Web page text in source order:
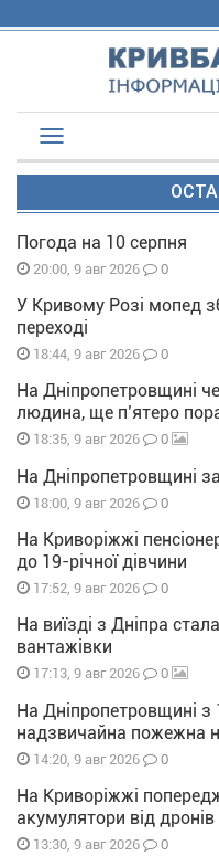
Погода на 10 серпня
20:00, 9 авг 2026 0
У Кривому Розі мопед
переході
18:44, 9 авг 2026 0
На Дніпропетровщині
людина, ще п’ятеро
18:35, 9 авг 2026 0
На Дніпропетровщині
18:00, 9 авг 2026 0
На Криворіжжі
до 19-річної дівчини
17:52, 9 авг 2026 0
На виїзді з Дніпра
вантажівки
17:13, 9 авг 2026 0
На Дніпропетровщині
надзвичайна пожежна
14:20, 9 авг 2026 0
На Криворіжжі
акумулятори від дронів
13:30, 9 авг 2026 0